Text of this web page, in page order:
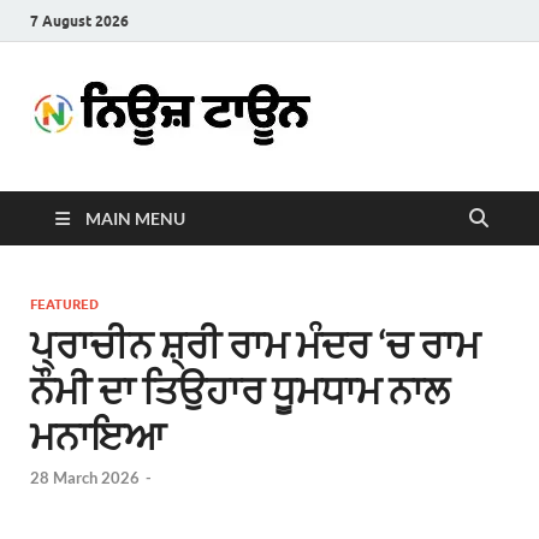
7 August 2026
Town
MAIN MENU
FEATURED
ਪ੍ਰਾਚੀਨ ਸ਼੍ਰੀ ਰਾਮ ਮੰਦਰ ‘ਚ ਰਾਮ
ਨੌਮੀ ਦਾ ਤਿਉਹਾਰ ਧੂਮਧਾਮ ਨਾਲ
ਮਨਾਇਆ
28 March 2026 -